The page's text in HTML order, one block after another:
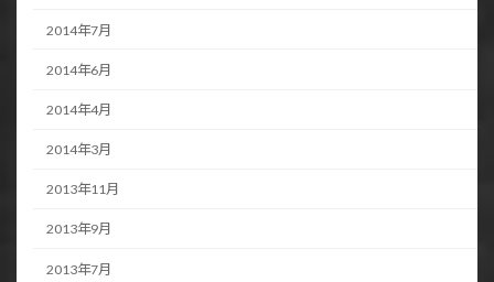
2014年7月
2014年6月
2014年4月
2014年3月
2013年11月
2013年9月
2013年7月